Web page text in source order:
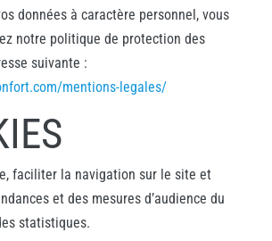
données à caractère personnel, vous
notre politique de protection des
suivante :
mentions-legales/
faciliter la navigation sur le site et
et des mesures d’audience du
statistiques.